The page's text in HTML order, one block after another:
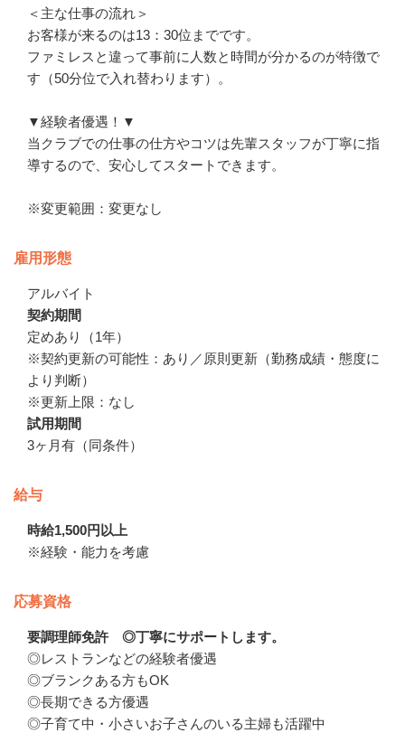
＜主な仕事の流れ＞
お客様が来るのは13：30位までです。
ファミレスと違って事前に人数と時間が分かるのが特徴で
す（50分位で入れ替わります）。
▼経験者優遇！▼
当クラブでの仕事の仕方やコツは先輩スタッフが丁寧に指
導するので、安心してスタートできます。
※変更範囲：変更なし
雇用形態
アルバイト
契約期間
定めあり（1年）
※契約更新の可能性：あり／原則更新（勤務成績・態度に
より判断）
※更新上限：なし
試用期間
3ヶ月有（同条件）
給与
時給1,500円以上
※経験・能力を考慮
応募資格
要調理師免許 ◎丁寧にサポートします。
◎レストランなどの経験者優遇
◎ブランクある方もOK
◎長期できる方優遇
◎子育て中・小さいお子さんのいる主婦も活躍中